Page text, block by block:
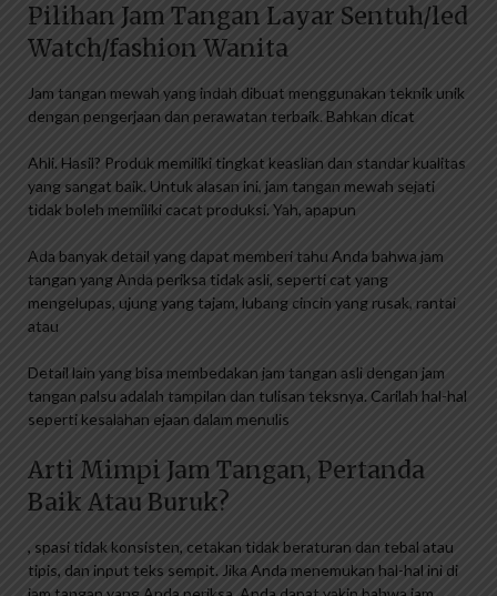
Pilihan Jam Tangan Layar Sentuh/led
Watch/fashion Wanita
Jam tangan mewah yang indah dibuat menggunakan teknik unik
dengan pengerjaan dan perawatan terbaik. Bahkan dicat
Ahli. Hasil? Produk memiliki tingkat keaslian dan standar kualitas
yang sangat baik. Untuk alasan ini, jam tangan mewah sejati
tidak boleh memiliki cacat produksi. Yah, apapun
Ada banyak detail yang dapat memberi tahu Anda bahwa jam
tangan yang Anda periksa tidak asli, seperti cat yang
mengelupas, ujung yang tajam, lubang cincin yang rusak, rantai
atau
Detail lain yang bisa membedakan jam tangan asli dengan jam
tangan palsu adalah tampilan dan tulisan teksnya. Carilah hal-hal
seperti kesalahan ejaan dalam menulis
Arti Mimpi Jam Tangan, Pertanda
Baik Atau Buruk?
, spasi tidak konsisten, cetakan tidak beraturan dan tebal atau
tipis, dan input teks sempit. Jika Anda menemukan hal-hal ini di